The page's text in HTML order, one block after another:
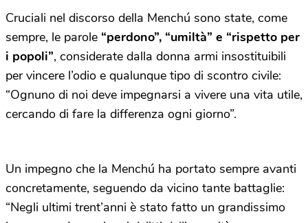
Cruciali nel discorso della Menchú sono state, come
sempre, le parole “perdono”, “umiltà” e “rispetto per
i popoli”, considerate dalla donna armi insostituibili
per vincere l’odio e qualunque tipo di scontro civile:
“Ognuno di noi deve impegnarsi a vivere una vita utile,
cercando di fare la differenza ogni giorno”.
Un impegno che la Menchú ha portato sempre avanti
concretamente, seguendo da vicino tante battaglie:
“Negli ultimi trent’anni è stato fatto un grandissimo